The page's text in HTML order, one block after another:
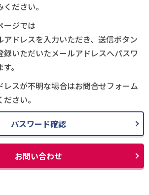
ださい。
ージでは
アドレスを入力いただき、送信ボタン
録いただいたメールアドレスへパスワ
。
レスが不明な場合はお問合せフォーム
さい。
パスワード確認
お問い合わせ